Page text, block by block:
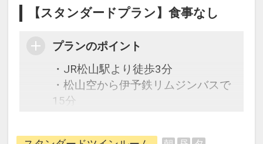
【スタンダードプラン】食事なし
プランのポイント
・JR松山駅より徒歩3分
・松山空から伊予鉄リムジンバスで
15分
ムまで、JRで一駅（5分）チェック